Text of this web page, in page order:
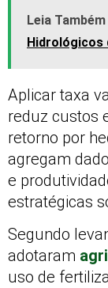
Leia Também
Hidrológicos
Aplicar taxa
reduz custos
retorno por
agregam
e
estratégicas
Segundo
adotaram
uso de